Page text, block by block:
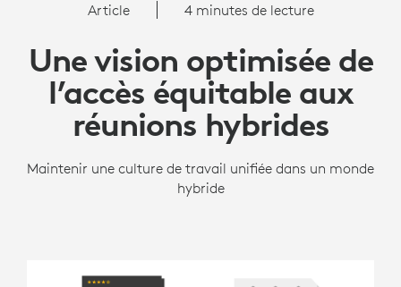
L’ACCÈS
ÉQUITABLE
AUX
RÉUNIONS
HYBRIDES –
Article 4 minutes de lecture
Une vision optimisée de
l’accès équitable aux
réunions hybrides
Maintenir une culture de travail unifiée dans un monde
hybride